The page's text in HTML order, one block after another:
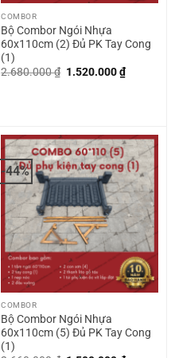
COMBOR
Bộ Combor Ngói Nhựa
60x110cm (2) Đủ PK Tay Cong
(1)
2.680.000₫ Giá
1.520.000₫Giá
hiện
-44%
COMBOR
Bộ Combor Ngói Nhựa
60x110cm (5) Đủ PK Tay Cong
(1)